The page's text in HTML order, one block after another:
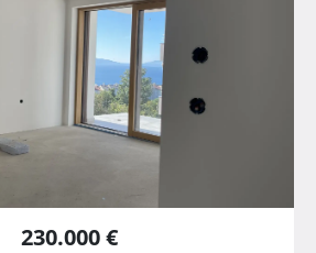
230.000 €